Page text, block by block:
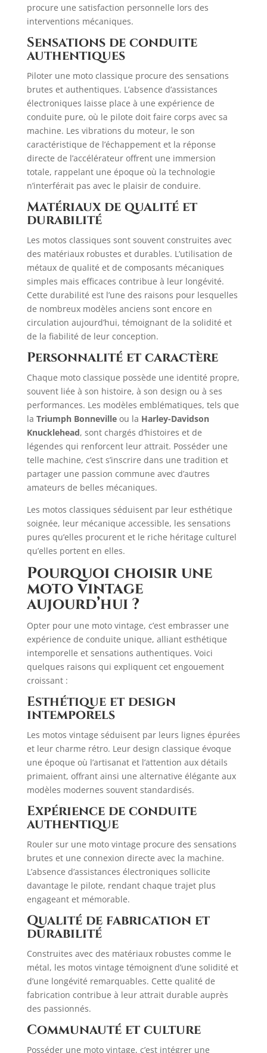
procure une satisfaction personnelle lors des
interventions mécaniques.
Sensations de conduite
authentiques
Piloter une moto classique procure des sensations
brutes et authentiques. L’absence d’assistances
électroniques laisse place à une expérience de
conduite pure, où le pilote doit faire corps avec sa
machine. Les vibrations du moteur, le son
caractéristique de l’échappement et la réponse
directe de l’accélérateur offrent une immersion
totale, rappelant une époque où la technologie
n’interférait pas avec le plaisir de conduire.
Matériaux de qualité et
durabilité
Les motos classiques sont souvent construites avec
des matériaux robustes et durables. L’utilisation de
métaux de qualité et de composants mécaniques
simples mais efficaces contribue à leur longévité.
Cette durabilité est l’une des raisons pour lesquelles
de nombreux modèles anciens sont encore en
circulation aujourd’hui, témoignant de la solidité et
de la fiabilité de leur conception. ​
Personnalité et caractère
Chaque moto classique possède une identité propre,
souvent liée à son histoire, à son design ou à ses
performances. Les modèles emblématiques, tels que
la Triumph Bonnevilleou la Harley-Davidson
Knucklehead, sont chargés d’histoires et de
légendes qui renforcent leur attrait. Posséder une
telle machine, c’est s’inscrire dans une tradition et
partager une passion commune avec d’autres
amateurs de belles mécaniques. ​
Les motos classiques séduisent par leur esthétique
soignée, leur mécanique accessible, les sensations
pures qu’elles procurent et le riche héritage culturel
qu’elles portent en elles.
Pourquoi choisir une
moto vintage
aujourd’hui ?
Opter pour une moto vintage, c’est embrasser une
expérience de conduite unique, alliant esthétique
intemporelle et sensations authentiques. Voici
quelques raisons qui expliquent cet engouement
croissant :​
Esthétique et design
intemporels
Les motos vintage séduisent par leurs lignes épurées
et leur charme rétro. Leur design classique évoque
une époque où l’artisanat et l’attention aux détails
primaient, offrant ainsi une alternative élégante aux
modèles modernes souvent standardisés. ​
Expérience de conduite
authentique
Rouler sur une moto vintage procure des sensations
brutes et une connexion directe avec la machine.
L’absence d’assistances électroniques sollicite
davantage le pilote, rendant chaque trajet plus
engageant et mémorable.
Qualité de fabrication et
durabilité
Construites avec des matériaux robustes comme le
métal, les motos vintage témoignent d’une solidité et
d’une longévité remarquables. Cette qualité de
fabrication contribue à leur attrait durable auprès
des passionnés.
Communauté et culture
Posséder une moto vintage, c’est intégrer une